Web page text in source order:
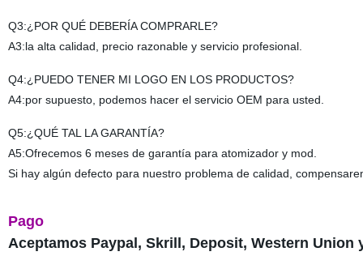
Q3:¿POR QUÉ DEBERÍA COMPRARLE?
A3:la alta calidad, precio razonable y servicio profesional.
Q4:¿PUEDO TENER MI LOGO EN LOS PRODUCTOS?
A4:por supuesto, podemos hacer el servicio OEM para usted.
Q5:¿QUÉ TAL LA GARANTÍA?
A5:Ofrecemos 6 meses de garantía para atomizador y mod.
Si hay algún defecto para nuestro problema de calidad,
Pago
Aceptamos Paypal, Skrill, Deposit, Western